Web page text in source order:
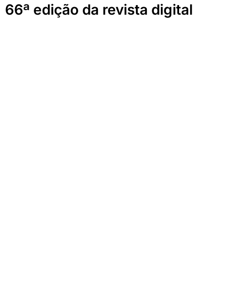
66ª edição da revista digital